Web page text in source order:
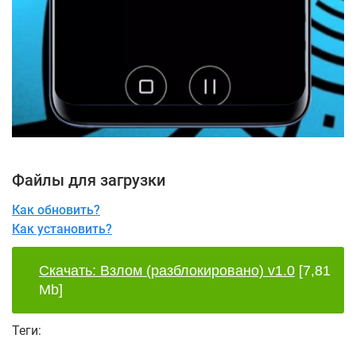
Файлы для загрузки
Как обновить?
Как установить?
Скачать: Взлом (разблокировано) v1.0 [7,81
Mb]
Теги: